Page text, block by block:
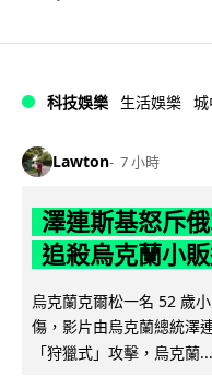
科技娛樂 生活娛樂
Lawton 7 小時
澤連斯基怒斥
追殺烏克蘭小
烏克蘭克爾松一名 52 歲
傷，影片由烏克蘭總統澤
「狩獵式」攻擊，烏克蘭...